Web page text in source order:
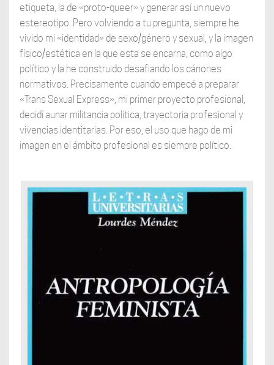
etiqueta, la de «proto-queer» y generar así un nuevo
estereotipo. Pero volviendo a tu pregunta, siempre he
vivido mi «identidad» de sexo/género y sexual, y la imagen
físico/estética en la que esta se encarna, como algo
político y la he construido desafiando los cánones
normativos. Precisamente cuando empecé a preparar
«Trans Sexual Express», mi primer proyecto profesional,
decidí aunar militancia política, trayectoria profesional y
vivencias identitarias. Por eso, el uso que hago de mi
imagen en el ámbito profesional es siempre político.